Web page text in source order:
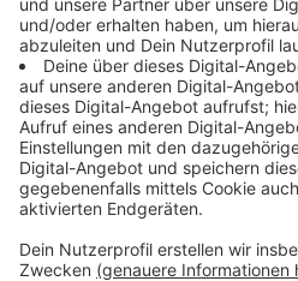
Du möchtest uns
Studio